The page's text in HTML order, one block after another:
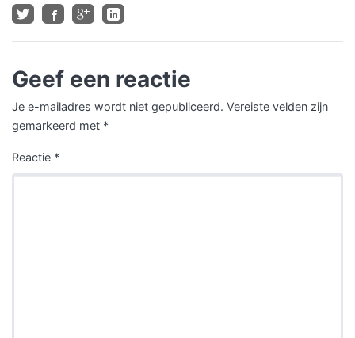
Geef een reactie
Je e-mailadres wordt niet gepubliceerd. Vereiste velden zijn
gemarkeerd met *
Reactie *